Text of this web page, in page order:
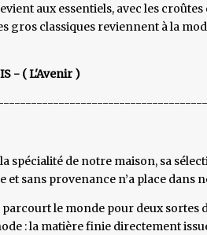
aux essentiels, avec les
gros classiques reviennent à la
- ( L'Avenir )
spécialité de notre maison, sa
et sans provenance n’a place dans
le monde pour deux sortes
: la matière finie directement